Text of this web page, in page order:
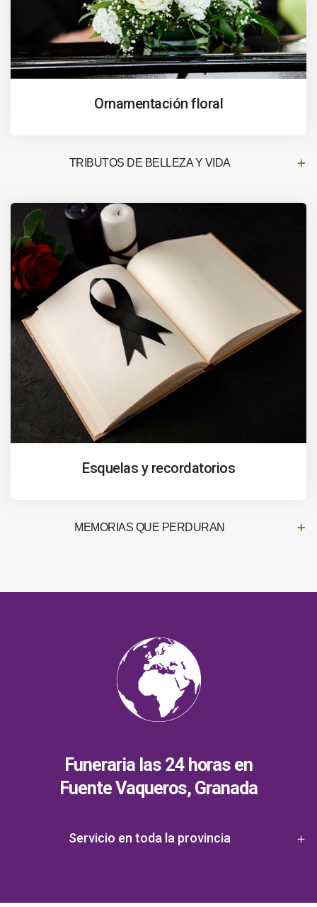
Ornamentación floral
TRIBUTOS DE BELLEZA Y VIDA
Esquelas y recordatorios
MEMORIAS QUE PERDURAN
Funeraria las 24 horas en
Fuente Vaqueros, Granada
Servicio en toda la provincia